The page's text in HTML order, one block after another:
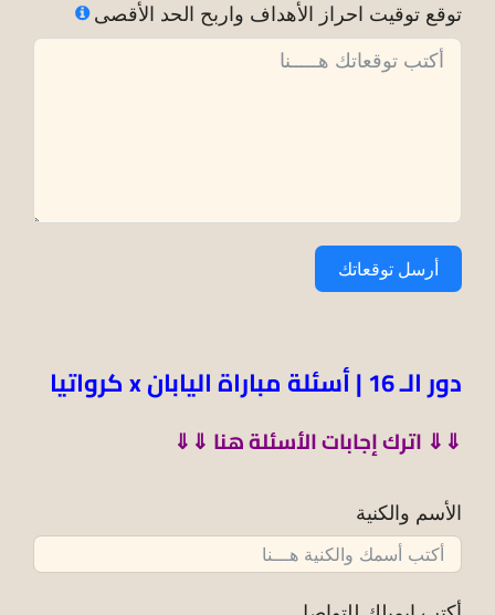
توقع توقيت احراز الأهداف واربح الحد الأقصى
أرسل توقعاتك
دور الـ 16 | أسئلةمباراة اليابان x كرواتيا
⇓
⇓ اتركإجاباتالأسئلة هنا ⇓
⇓
الأسم والكنية